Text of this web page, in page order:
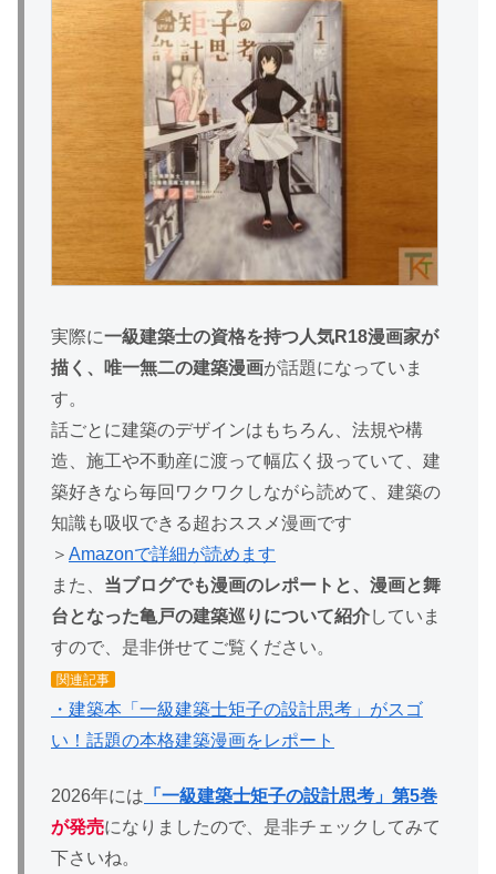
実際に一級建築士の資格を持つ人気R18漫画家が
描く、唯一無二の建築漫画が話題になっていま
す。
話ごとに建築のデザインはもちろん、法規や構
造、施工や不動産に渡って幅広く扱っていて、建
築好きなら毎回ワクワクしながら読めて、建築の
知識も吸収できる超おススメ漫画です
＞ Amazonで詳細が読めます
また、 当ブログでも漫画のレポートと、漫画と舞
台となった亀戸の建築巡りについて紹介していま
すので、是非併せてご覧ください。
関連記事
・建築本「一級建築士矩子の設計思考」がスゴ
い！話題の本格建築漫画をレポート
2026年には 「一級建築士矩子の設計思考」第5巻
が発売になりましたので、是非チェックしてみて
下さいね。